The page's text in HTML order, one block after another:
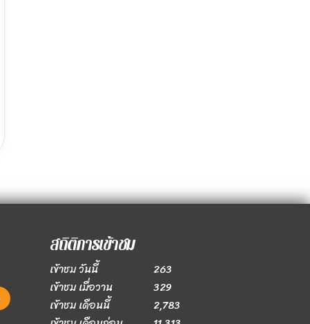
สถิติการเข้าชม
เข้าชม วันนี้
263
เข้าชม เมื่อวาน
329
เข้าชม เดือนนี้
2,783